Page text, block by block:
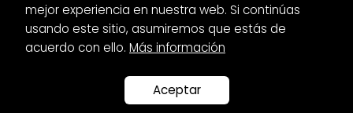
Descubre las mejores marcas de
mejor experiencia en nuestra web. Si continúas
usando este sitio, asumiremos que estás de
acuerdo con ello. Más información
Aceptar